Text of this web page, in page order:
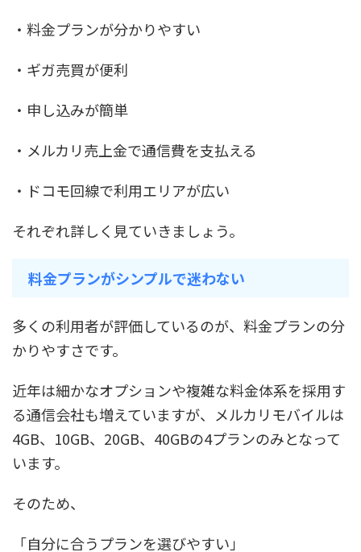
・料金プランが分かりやすい
・ギガ売買が便利
・申し込みが簡単
・メルカリ売上金で通信費を支払える
・ドコモ回線で利用エリアが広い
それぞれ詳しく見ていきましょう。
料金プランがシンプルで迷わない
多くの利用者が評価しているのが、料金プランの分
かりやすさです。
近年は細かなオプションや複雑な料金体系を採用す
る通信会社も増えていますが、メルカリモバイルは
4GB、10GB、20GB、40GBの4プランのみとなって
います。
そのため、
「自分に合うプランを選びやすい」